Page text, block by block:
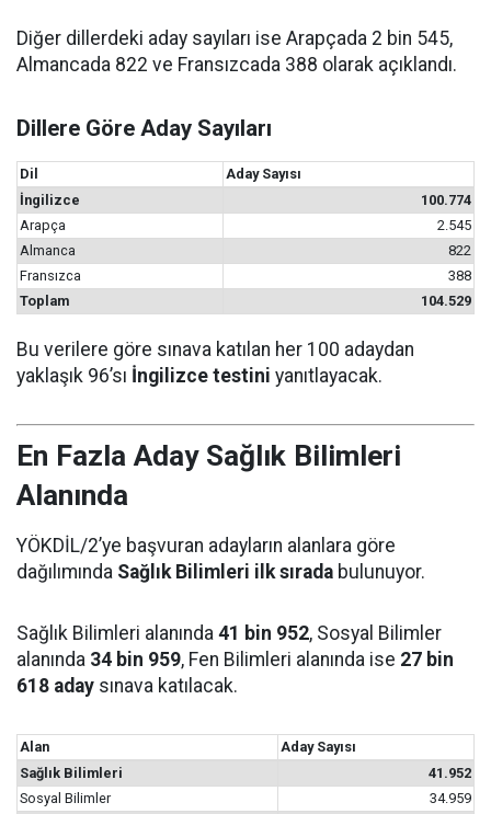
Diğer dillerdeki aday sayıları ise Arapçada 2 bin 545,
Almancada 822 ve Fransızcada 388 olarak açıklandı.
Dillere Göre Aday Sayıları
Dil
Aday Sayısı
İngilizce
100.774
Arapça
2.545
Almanca
822
Fransızca
388
Toplam
104.529
Bu verilere göre sınava katılan her 100 adaydan
yaklaşık 96’sı İngilizce testini yanıtlayacak.
En Fazla Aday Sağlık Bilimleri
Alanında
YÖKDİL/2’ye başvuran adayların alanlara göre
dağılımında Sağlık Bilimleri ilk sırada bulunuyor.
Sağlık Bilimleri alanında 41 bin 952, Sosyal Bilimler
alanında 34 bin 959, Fen Bilimleri alanında ise 27 bin
618 aday sınava katılacak.
Alan
Aday Sayısı
Sağlık Bilimleri
41.952
Sosyal Bilimler
34.959